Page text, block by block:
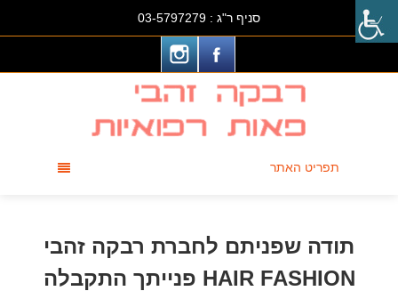
סניף ר"ג : 03-5797279
תפריט האתר
תודה שפניתם לחברת רבקה זהבי
HAIR FASHION פנייתך התקבלה